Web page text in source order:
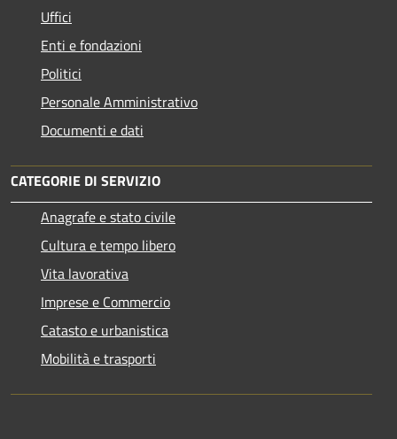
Uffici
Enti e fondazioni
Politici
Personale Amministrativo
Documenti e dati
CATEGORIE DI SERVIZIO
Anagrafe e stato civile
Cultura e tempo libero
Vita lavorativa
Imprese e Commercio
Catasto e urbanistica
Mobilità e trasporti